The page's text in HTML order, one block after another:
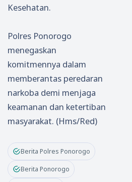
Kesehatan.
Polres Ponorogo
menegaskan
komitmennya dalam
memberantas peredaran
narkoba demi menjaga
keamanan dan ketertiban
masyarakat. (Hms/Red)
Berita Polres Ponorogo
Berita Ponorogo